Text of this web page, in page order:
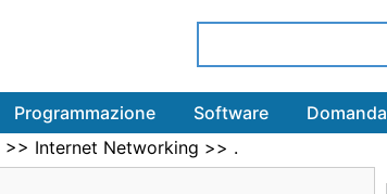
Programmazione Software Domanda
>> Internet Networking >> .